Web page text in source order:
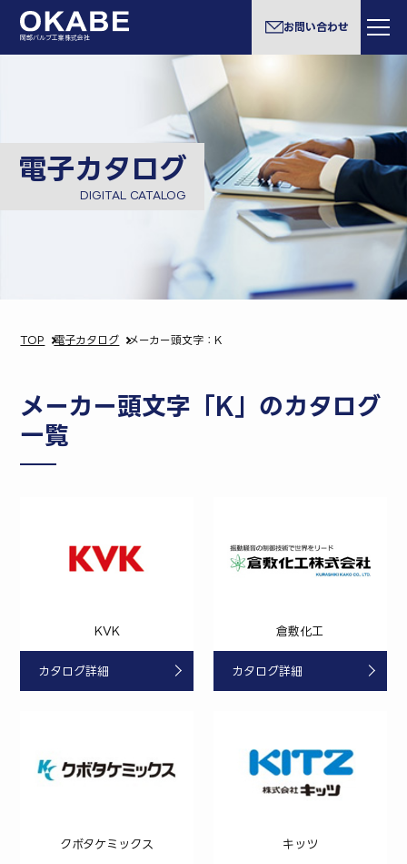
岡部バルブ工業株式会社
お問い合わせ
電子カタログ
DIGITAL CATALOG
TOP 電子カタログ メーカー頭文字：K
メーカー頭文字「K」のカタログ
一覧
KVK
カタログ詳細
倉敷化工
カタログ詳細
クボタケミックス キッツ